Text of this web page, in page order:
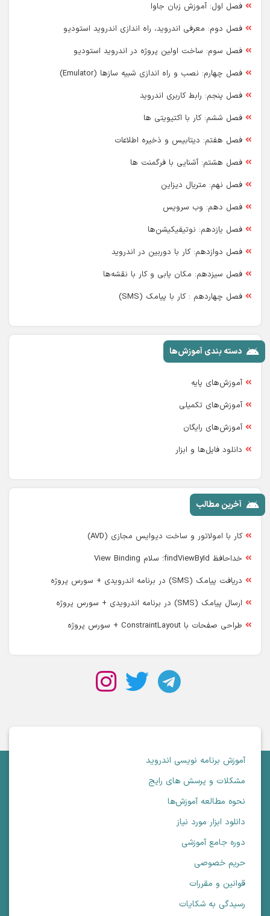
فصل اول: آموزش زبان جاوا
فصل دوم: معرفی اندروید، راه اندازی اندروید استودیو
فصل سوم: ساخت اولین پروژه در اندروید استودیو
فصل چهارم: نصب و راه اندازی شبیه سازها (Emulator)
فصل پنجم: رابط کاربری اندروید
فصل ششم: کار با اکتیویتی ها
فصل هفتم: دیتابیس و ذخیره اطلاعات
فصل هشتم: آشنایی با فرگمنت ها
فصل نهم: متریال دیزاین
فصل دهم: وب سرویس
فصل یازدهم: نوتیفیکیشن‌ها
فصل دوازدهم: کار با دوربین در اندروید
فصل سیزدهم: مکان یابی و کار با نقشه‌ها
فصل چهاردهم : کار با پیامک (SMS)
دسته بندی آموزش‌ها
آموزش‌های پایه
آموزش‌های تکمیلی
آموزش‌های رایگان
دانلود فایل‌ها و ابزار
آخرین مطالب
کار با امولاتور و ساخت دیوایس مجازی (AVD)
خداحافظ findViewById؛ سلام View Binding
دریافت پیامک (SMS) در برنامه اندرویدی + سورس پروژه
ارسال پیامک (SMS) در برنامه اندرویدی + سورس پروژه
طراحی صفحات با ConstraintLayout + سورس پروژه
آموزش برنامه نویسی اندروید
مشکلات و پرسش های رایج
نحوه مطالعه آموزش‌ها
دانلود ابزار مورد نیاز
دوره جامع آموزشی
حریم خصوصی
قوانین و مقررات
رسیدگی به شکایات